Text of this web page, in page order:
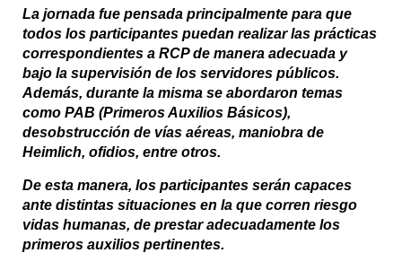
La jornada fue pensada principalmente para que
todos los participantes puedan realizar las prácticas
correspondientes a RCP de manera adecuada y
bajo la supervisión de los servidores públicos.
Además, durante la misma se abordaron temas
como PAB (Primeros Auxilios Básicos),
desobstrucción de vías aéreas, maniobra de
Heimlich, ofidios, entre otros.
De esta manera, los participantes serán capaces
ante distintas situaciones en la que corren riesgo
vidas humanas, de prestar adecuadamente los
primeros auxilios pertinentes.